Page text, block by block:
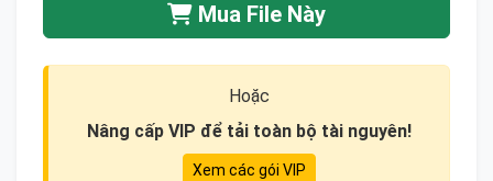
Mua File Này
Hoặc
Nâng cấp VIP để tải toàn bộ tài nguyên!
Xem các gói VIP